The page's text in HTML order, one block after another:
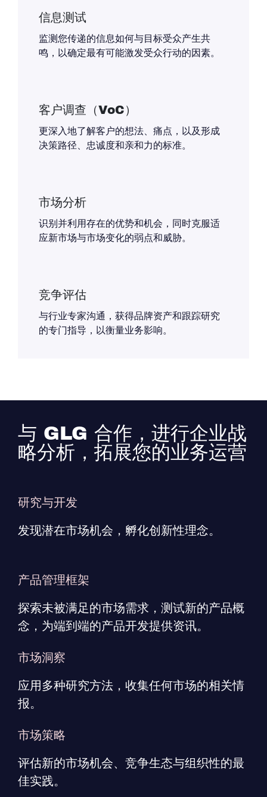
信息测试
监测您传递的信息如何与目标受众产生共
鸣，以确定最有可能激发受众行动的因素。
客户调查（VoC）
更深入地了解客户的想法、痛点，以及形成
决策路径、忠诚度和亲和力的标准。
市场分析
识别并利用存在的优势和机会，同时克服适
应新市场与市场变化的弱点和威胁。
竞争评估
与行业专家沟通，获得品牌资产和跟踪研究
的专门指导，以衡量业务影响。
与 GLG 合作，进行企业战
略分析，拓展您的业务运营
研究与开发
发现潜在市场机会，孵化创新性理念。
产品管理框架
探索未被满足的市场需求，测试新的产品概
念，为端到端的产品开发提供资讯。
市场洞察
应用多种研究方法，收集任何市场的相关情
报。
市场策略
评估新的市场机会、竞争生态与组织性的最
佳实践。